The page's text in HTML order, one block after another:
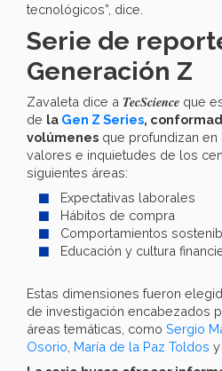
tecnológicos”, dice.
Serie de
Generación Z
Zavaleta dice a TecScience que
de la Gen Z Series,
volúmenes que profundizan
valores e inquietudes de los
siguientes áreas:
Expectativas laborales
Hábitos de compra
Comportamientos
Educación y cultura
Estas dimensiones fueron
de investigación encabezados
áreas temáticas, como Sergio
Osorio María de la Paz Toldos y